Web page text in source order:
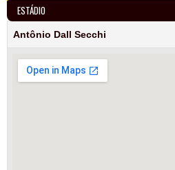
ESTÁDIO
Antônio Dall Secchi